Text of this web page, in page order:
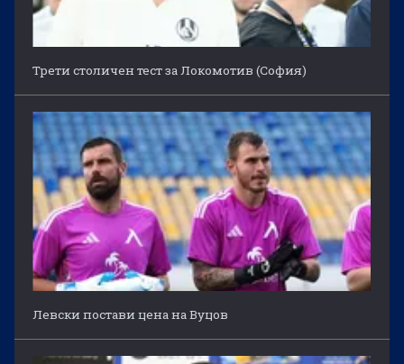
Трети столичен тест за Локомотив (София)
Левски постави цена на Вуцов